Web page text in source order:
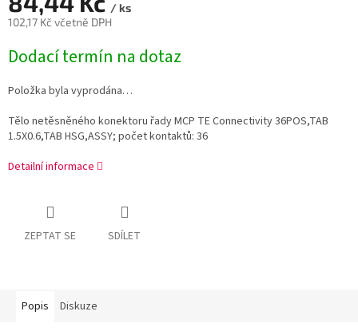
/ ks
102,17 Kč včetně DPH
cena:
Dodací termín na dotaz
Položka byla vyprodána…
Tělo netěsněného konektoru řady MCP TE Connectivity 36POS,TAB
1.5X0.6,TAB HSG,ASSY; počet kontaktů: 36
Detailní informace
ZEPTAT SE SDÍLET
Popis Diskuze